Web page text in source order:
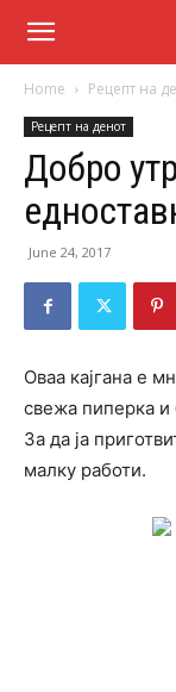
Home Рецепт на
Рецепт на денот
Добро
June 24, 2017
Оваа кајгана е
свежа пиперка и
За да ја
малку работи.